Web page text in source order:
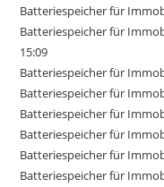
Batteriespeicher für
Batteriespeicher für
15:09
Batteriespeicher für
Batteriespeicher für
Batteriespeicher für
Batteriespeicher für
Batteriespeicher für
Batteriespeicher für